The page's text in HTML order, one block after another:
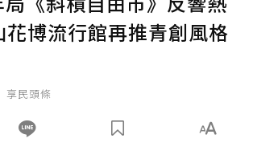
博流行館再推青創風格
享民頭條